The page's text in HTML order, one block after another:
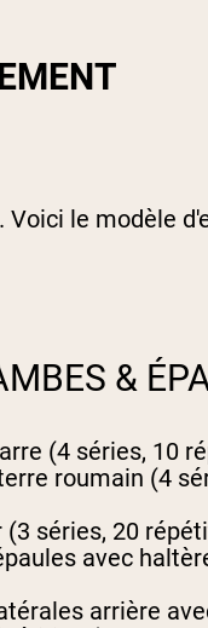
Voici le modèle
&
(4 séries, 10
roumain (4
(3 séries, 20
avec
arrière